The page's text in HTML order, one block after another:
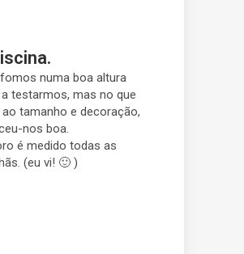
numa boa altura
testarmos, mas no que
tamanho e decoração,
nos boa.
é medido todas as
(eu vi! 🙂 )